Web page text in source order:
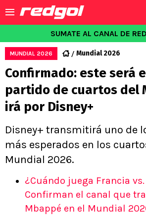
SUMATE AL CANAL DE
MUNDIAL 2026 Mundial 2026
Confirmado: este será
partido de cuartos del
irá por Disney+
Disney+ transmitirá uno de
más esperados en los
Mundial 2026.
¿Cuándo juega Francia
Confirman el canal que
Mbappé en el Mundial